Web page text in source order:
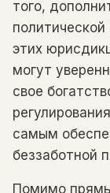
того,
этих
могут
свое
самым
беззаботной
Помимо